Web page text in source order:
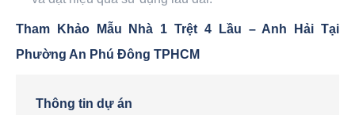
Tham Khảo Mẫu Nhà 1 Trệt 4 Lầu – Anh Hải Tại
Phường An Phú Đông TPHCM
Thông tin dự án